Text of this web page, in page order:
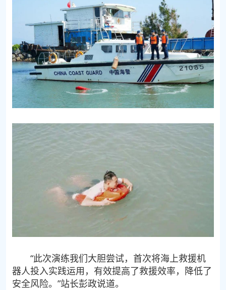
“此次演练我们大胆尝试，首次将海上救援机
器人投入实践运用，有效提高了救援效率，降低了
安全风险。”站长彭政说道。